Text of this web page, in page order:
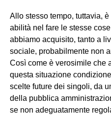
Allo stesso tempo, tuttavia,
abilità nel fare le stesse
abbiamo acquisito, tanto a
sociale, probabilmente non
Così come è verosimile che
questa situazione
scelte future dei singoli, da
della pubblica
se non adeguatamente